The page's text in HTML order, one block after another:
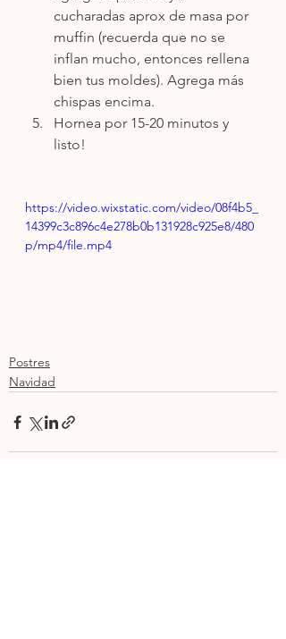
cucharadas aprox de masa por
muffin (recuerda que no se
inflan mucho, entonces rellena
bien tus moldes). Agrega más
chispas encima.
Hornea por 15-20 minutos y
listo!
https://video.wixstatic.com/video/08f4b5_
14399c3c896c4e278b0b131928c925e8/480
p/mp4/file.mp4
Postres
Navidad